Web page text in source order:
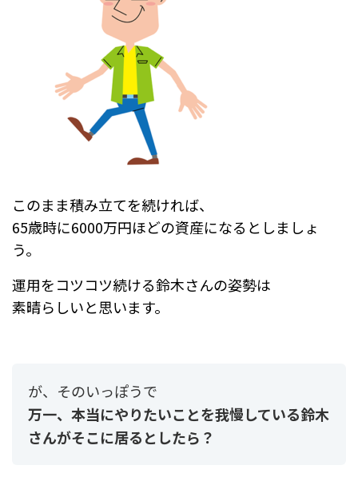
このまま積み立てを続ければ、
65歳時に6000万円ほどの資産になるとしましょ
う。
運用をコツコツ続ける鈴木さんの姿勢は
素晴らしいと思います。
が、そのいっぽうで
万一、本当にやりたいことを我慢している鈴木
さんがそこに居るとしたら？